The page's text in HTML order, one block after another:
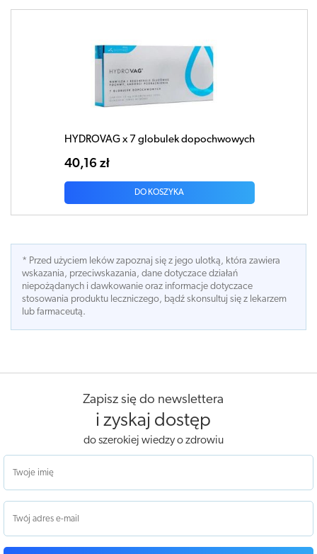
HYDROVAG x 7 globulek dopochwowych
40,16 zł
DO KOSZYKA
* Przed użyciem leków zapoznaj się z jego ulotką, która zawiera
wskazania, przeciwskazania, dane dotyczace działań
niepożądanych i dawkowanie oraz informacje dotyczace
stosowania produktu leczniczego, bądź skonsultuj się z lekarzem
lub farmaceutą.
Zapisz się do newslettera
i zyskaj dostęp
do szerokiej wiedzy o zdrowiu